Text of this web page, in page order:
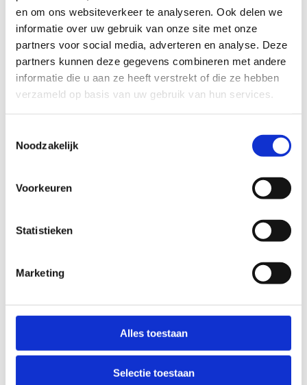
en om ons websiteverkeer te analyseren. Ook delen we
informatie over uw gebruik van onze site met onze
partners voor social media, adverteren en analyse. Deze
partners kunnen deze gegevens combineren met andere
informatie die u aan ze heeft verstrekt of die ze hebben
verzameld op basis van uw gebruik van hun services.
Noodzakelijk
Voorkeuren
Statistieken
Marketing
Alles toestaan
Selectie toestaan
Pickleball: sport van de
toekomst
Pickleball is een
en is op dit moment
in Amerika. Ook bij
ons verschijnen er steeds meer pickleball-velden
Vlaanderen natuurlijk niet achterblijven.
'paddle' en een 'wifflebal'. Dat is een bal met
gaten. Pickleball speel je gewoonlijk twee tegen